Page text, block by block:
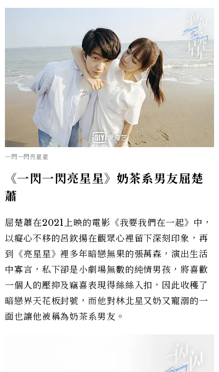
一閃一閃亮星星
《一閃一閃亮星星》奶茶系男友屈楚
蕭
屈楚蕭在2021上映的電影《我要我們在一起》中，
以癡心不移的呂欽揚在觀眾心裡留下深刻印象，再
到《亮星星》裡多年暗戀無果的張萬森，演出生活
中寡言，私下卻是小劇場無數的純情男孩，將喜歡
一個人的壓抑及竊喜表現得絲絲入扣，因此收穫了
暗戀界天花板封號，而他對林北星又奶又寵溺的一
面也讓他被稱為奶茶系男友。